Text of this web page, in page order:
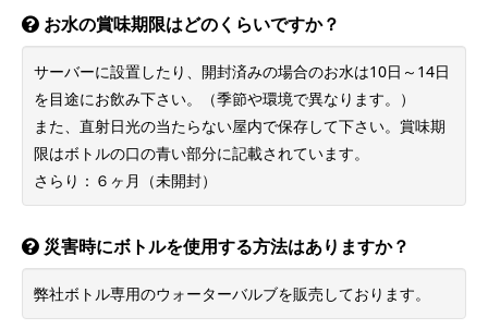
お水の賞味期限はどのくらいですか？
サーバーに設置したり、開封済みの場合のお水は10日～14日
を目途にお飲み下さい。（季節や環境で異なります。）
また、直射日光の当たらない屋内で保存して下さい。賞味期
限はボトルの口の青い部分に記載されています。
さらり：６ヶ月（未開封）
災害時にボトルを使用する方法はありますか？
弊社ボトル専用のウォーターバルブを販売しております。